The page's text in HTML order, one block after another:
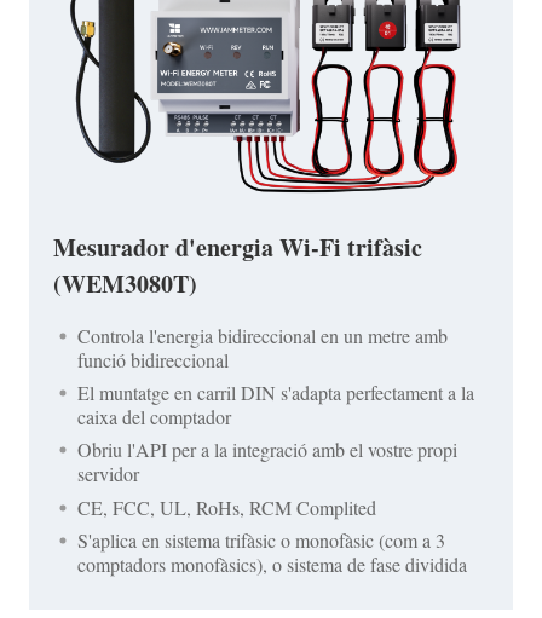
Mesurador d'energia Wi-Fi trifàsic
(WEM3080T)
Controla l'energia bidireccional en un metre amb
funció bidireccional
El muntatge en carril DIN s'adapta perfectament a la
caixa del comptador
Obriu l'API per a la integració amb el vostre propi
servidor
CE, FCC, UL, RoHs, RCM Complited
S'aplica en sistema trifàsic o monofàsic (com a 3
comptadors monofàsics), o sistema de fase dividida